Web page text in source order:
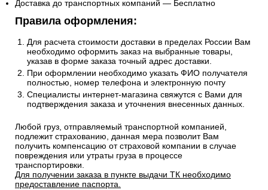
Доставка до транспортных компаний — Бесплатно
Правила оформления:
Для расчета стоимости доставки в пределах России Вам
необходимо оформить заказ на выбранные товары,
указав в форме заказа точный адрес доставки.
При оформлении необходимо указать ФИО получателя
полностью, номер телефона и электронную почту
Специалисты интернет-магазина свяжутся с Вами для
подтверждения заказа и уточнения внесенных данных.
Любой груз, отправляемый транспортной компанией,
подлежит страхованию, данная мера позволит Вам
получить компенсацию от страховой компании в случае
повреждения или утраты груза в процессе
транспортировки.
Для получении заказа в пункте выдачи ТК необходимо
предоставление паспорта.